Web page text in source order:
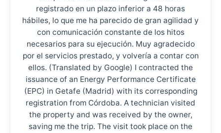
registrado en un plazo inferior a 48 horas
hábiles, lo que me ha parecido de gran agilidad y
con comunicación constante de los hitos
necesarios para su ejecución. Muy agradecido
por el servicios prestado, y volvería a contar con
ellos. (Translated by Google) I contracted the
issuance of an Energy Performance Certificate
(EPC) in Getafe (Madrid) with its corresponding
registration from Córdoba. A technician visited
the property and was received by the owner,
saving me the trip. The visit took place on the